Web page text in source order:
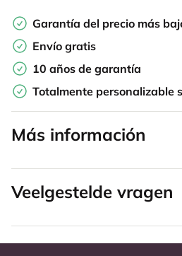
Garantía del precio más
Envío gratis
10 años de garantía
Totalmente personalizable
Más información
Veelgestelde vragen